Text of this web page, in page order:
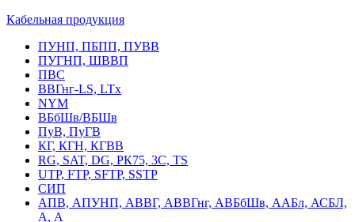
Кабельная продукция
ПУНП, ПБПП, ПУВВ
ПУГНП, ШВВП
ПВС
ВВГнг-LS, LTx
NYM
ВБбШв/ВБШв
ПуВ, ПуГВ
КГ, КГН, КГВВ
RG, SAT, DG, РК75, 3С, TS
UTP, FTP, SFTP, SSTP
СИП
АПВ, АПУНП, АВВГ, АВВГнг, АВБбШв, ААБл, АСБЛ,
А, А